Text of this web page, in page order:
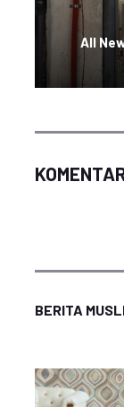
All
BERITA